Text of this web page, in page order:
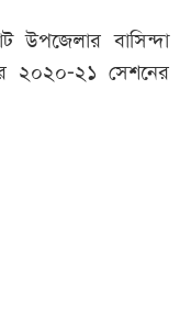
উপজেলার বাসিন্দা
২০২০-২১ সেশনের